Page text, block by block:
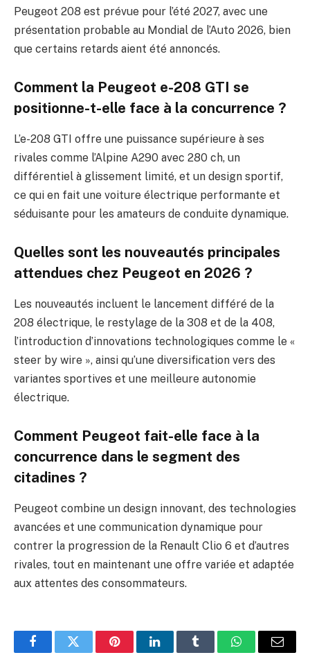
Peugeot 208 est prévue pour l’été 2027, avec une
présentation probable au Mondial de l’Auto 2026, bien
que certains retards aient été annoncés.
Comment la Peugeot e-208 GTI se
positionne-t-elle face à la concurrence ?
L’e-208 GTI offre une puissance supérieure à ses
rivales comme l’Alpine A290 avec 280 ch, un
différentiel à glissement limité, et un design sportif,
ce qui en fait une voiture électrique performante et
séduisante pour les amateurs de conduite dynamique.
Quelles sont les nouveautés principales
attendues chez Peugeot en 2026 ?
Les nouveautés incluent le lancement différé de la
208 électrique, le restylage de la 308 et de la 408,
l’introduction d’innovations technologiques comme le «
steer by wire », ainsi qu’une diversification vers des
variantes sportives et une meilleure autonomie
électrique.
Comment Peugeot fait-elle face à la
concurrence dans le segment des
citadines ?
Peugeot combine un design innovant, des technologies
avancées et une communication dynamique pour
contrer la progression de la Renault Clio 6 et d’autres
rivales, tout en maintenant une offre variée et adaptée
aux attentes des consommateurs.
FacebookTwitter PinterestLinkedInTumblr WhatsApp
E-